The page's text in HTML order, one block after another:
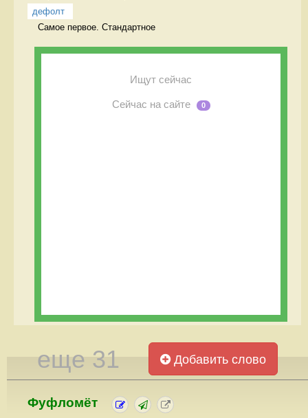
дефолт
Самое первое. Стандартное
Ищут сейчас
Сейчас на сайте 0
еще 31 Добавить слово
Фуфломёт